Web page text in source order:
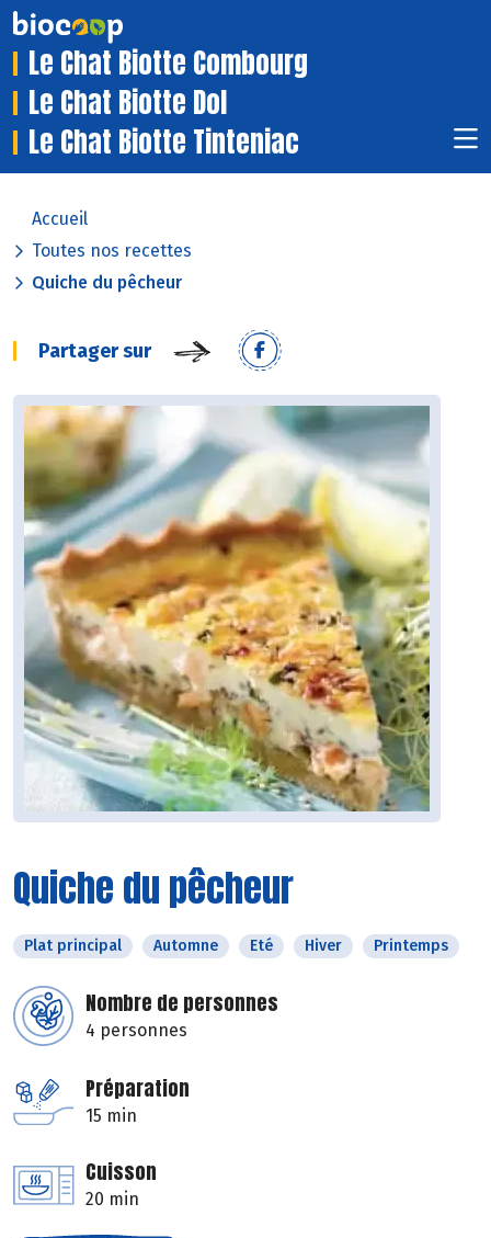
Le Chat Biotte Combourg
Le Chat Biotte Dol
Le Chat Biotte Tinteniac
Accueil
Toutes nos recettes
Quiche du pêcheur
Partager sur
Quiche du pêcheur
Plat principal Automne Eté Hiver Printemps
Nombre de personnes
4 personnes
Préparation
15 min
Cuisson
20 min